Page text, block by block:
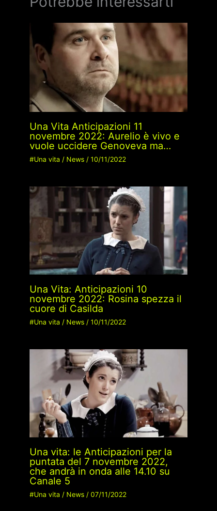
Una Vita Anticipazioni 11
novembre 2022: Aurelio è vivo e
vuole uccidere Genoveva ma…
#Una vita / News/ 10/11/2022
Una Vita: Anticipazioni 10
novembre 2022: Rosina spezza il
cuore di Casilda
#Una vita / News/ 10/11/2022
Una vita: le Anticipazioni per la
puntata del 7 novembre 2022,
che andrà in onda alle 14.10 su
Canale 5
#Una vita / News/ 07/11/2022